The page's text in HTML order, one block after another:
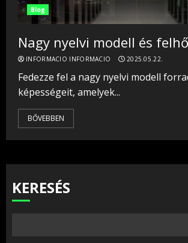
Blog
Nagy nyelvi modell és
INFORMACIO INFORMACIO 2025.05.22.
Fedezze fel a nagy nyelvi modell
képességeit, amelyek...
BŐVEBBEN
KERESÉS